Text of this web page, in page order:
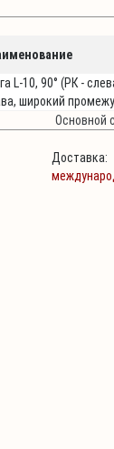
L-10, 90° (РК -
широкий
Основной
Доставка: